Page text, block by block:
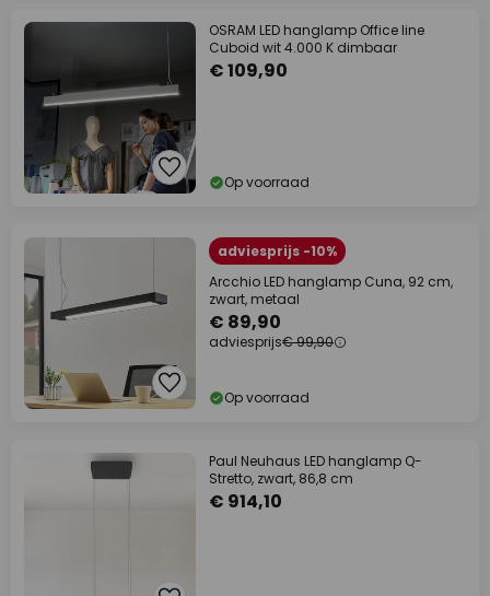
OSRAM LED hanglamp Office line
Cuboid wit 4.000 K dimbaar
€ 109,90
Op voorraad
adviesprijs -10%
Arcchio LED hanglamp Cuna, 92 cm,
zwart, metaal
€ 89,90
adviesprijs€ 99,90
Op voorraad
Paul Neuhaus LED hanglamp Q-
Stretto, zwart, 86,8 cm
€ 914,10